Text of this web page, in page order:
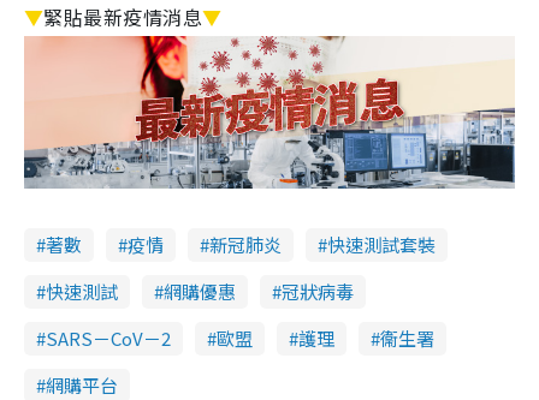
▼緊貼最新疫情消息▼
著數 疫情 新冠肺炎
快速測試套裝
快速測試
網購優惠
冠狀病毒
SARS－CoV－2
歐盟 護理
衞生署
網購平台